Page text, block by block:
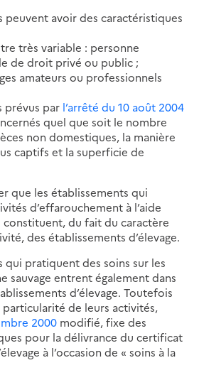
peuvent avoir des caractéristiques
très variable : personne
de droit privé ou public ;
amateurs ou professionnels
prévus par l’arrêté du 10 août 2004
quel que soit le nombre
non domestiques, la manière
captifs et la superficie de
que les établissements qui
d’effarouchement à l’aide
constituent, du fait du caractère
des établissements d’élevage.
qui pratiquent des soins sur les
sauvage entrent également dans
d’élevage. Toutefois
de leurs activités,
2000 modifié, fixe des
pour la délivrance du certificat
à l’occasion de « soins à la